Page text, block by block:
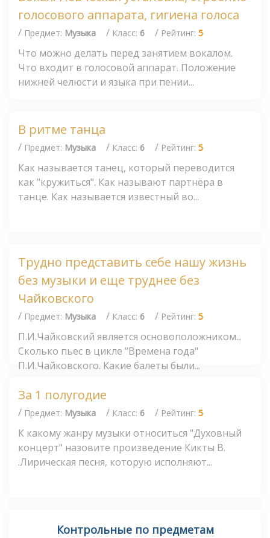
голосового аппарата, гигиена голоса
/ Предмет: Музыка / Класс: 6 / Рейтинг: 5
Что можно делать перед занятием вокалом.
Что входит в голосовой аппарат. Положение
нижней челюсти и языка при пении...
В ритме танца
/ Предмет: Музыка / Класс: 6 / Рейтинг: 5
Как называется танец, который переводится
как "кружиться". Как называют партнёра в
танце. Как называется известный во...
Трудно представить себе нашу жизнь
без музыки и еще труднее без
Чайковского
/ Предмет: Музыка / Класс: 6 / Рейтинг: 5
П.И.Чайковский является основоположником...
Сколько пьес в цикле "Времена года"
П.И.Чайковского. Какие балеты были...
За 1 полугодие
/ Предмет: Музыка / Класс: 6 / Рейтинг: 5
К какому жанру музыки относиться "Духовный
концерт" назовите произведение Кикты В.
.Лирическая песня, которую исполняют...
Контрольные по предметам